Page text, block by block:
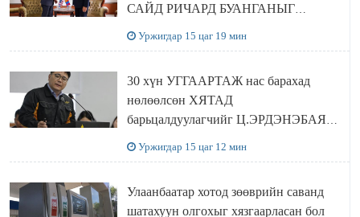
САЙД РИЧАРД БУАНГАНЫГ
Уржигдар 15 цаг 19 мин
30 хүн УГГААРТАЖ нас барахад
нөлөөлсөн ХЯТАД
барьцалдуулагчийг Ц.ЭРДЭНЭБАЯР
Уржигдар 15 цаг 12 мин
Улаанбаатар хотод зөөврийн саванд
шатахуун олгохыг хязгаарласан бол